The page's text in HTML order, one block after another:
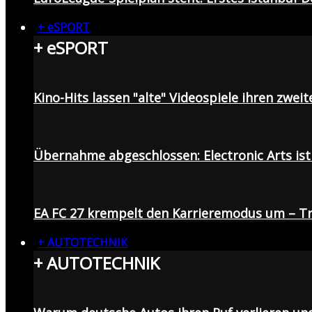
+ eSPORT
+ eSPORT
Kino-Hits lassen "alte" Videospiele ihren
Übernahme abgeschlossen: Electronic Arts
EA FC 27 krempelt den Karrieremodus um –
+ AUTOTECHNIK
+ AUTOTECHNIK